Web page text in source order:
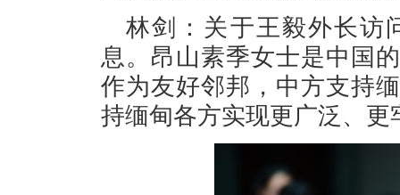
林剑：关于王毅外长访
息。昂山素季女士是中国
作为友好邻邦，中方支持
持缅甸各方实现更广泛、